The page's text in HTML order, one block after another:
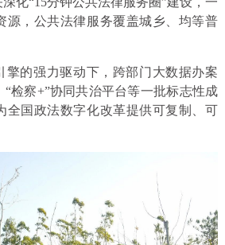
源，公共法律服务覆盖城乡、均等普
擎的强力驱动下，跨部门大数据办案
检察+”协同共治平台等一批标志性成
全国政法数字化改革提供可复制、可